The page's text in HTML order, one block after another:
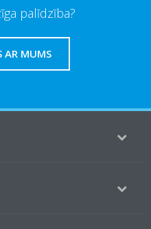
palīdzība?
AR MUMS